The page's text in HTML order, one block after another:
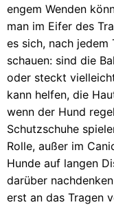
engem Wenden
man im Eifer des
es sich, nach
schauen: sind die
oder steckt
kann helfen, die
wenn der Hund
Schutzschuhe
Rolle, außer im
Hunde auf langen
darüber
erst an das Tragen